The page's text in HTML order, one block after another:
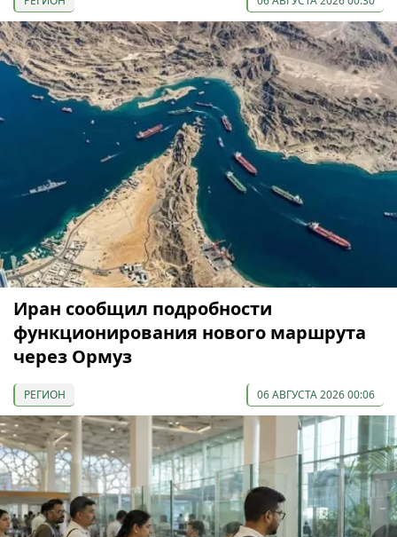
Иран сообщил подробности
функционирования нового маршрута
через Ормуз
РЕГИОН 06 АВГУСТА 2026 00:06